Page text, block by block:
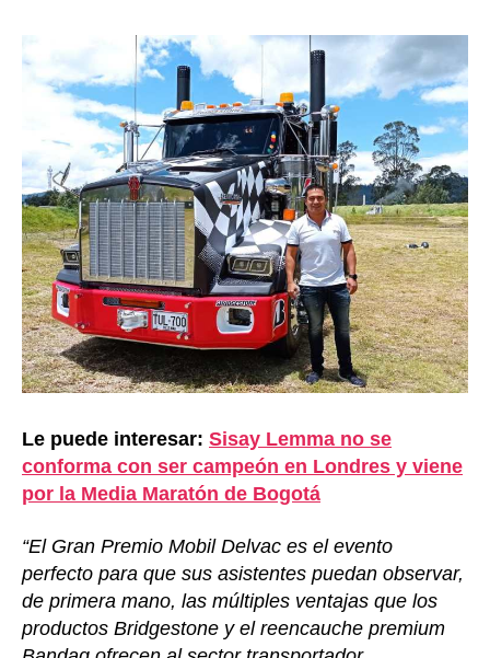
Le puede interesar: Sisay Lemma no se
conforma con ser campeón en Londres y viene
por la Media Maratón de Bogotá
“El Gran Premio Mobil Delvac es el evento
perfecto para que sus asistentes puedan observar,
de primera mano, las múltiples ventajas que los
productos Bridgestone y el reencauche premium